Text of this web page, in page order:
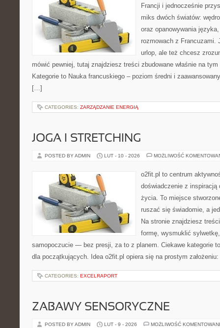
Francji i jednocześnie
miks dwóch światów:
oraz opanowywania
rozmowach z Francuzami.
urlop, ale też chcesz
mówić pewniej, tutaj znajdziesz treści zbudowane właśnie na
Kategorie to Nauka francuskiego – poziom średni i
[…]
CATEGORIES: ZARZĄDZANIE ENERGIĄ
JOGA I STRETCHING
POSTED BY ADMIN LUT - 10 - 2026 MOŻLIWOŚĆ
o2fit.pl to centrum
doświadczenie z
życia. To miejsce
ruszać się świadomie, a
Na stronie znajdziesz
formę, wysmuklić
samopoczucie — bez presji, za to z planem. Ciekawe kategorie
dla początkujących. Idea o2fit.pl opiera się na prostym
CATEGORIES: EXCELRAPORT
ZABAWY SENSORYCZNE
POSTED BY ADMIN LUT - 9 - 2026 MOŻLIWOŚĆ